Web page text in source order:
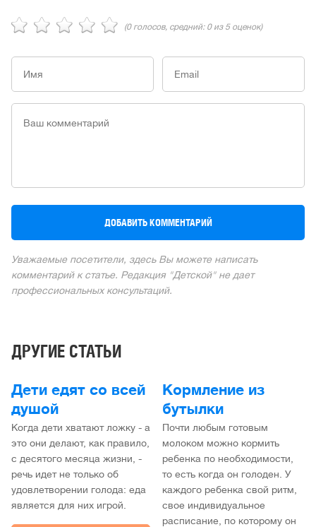
(0голосов, средний: 0из 5 оценок)
Уважаемые посетители, здесь Вы можете написать
комментарий к статье. Редакция "Детской" не дает
профессиональных консультаций.
ДРУГИЕ СТАТЬИ
Дети едят со всей
душой
Когда дети хватают ложку - а
это они делают, как правило,
с десятого месяца жизни, -
речь идет не только об
удовлетворении голода: еда
является для них игрой.
Кормление из
бутылки
Почти любым готовым
молоком можно кормить
ребенка по необходимости,
то есть когда он голоден. У
каждого ребенка свой ритм,
свое индивидуальное
расписание, по которому он